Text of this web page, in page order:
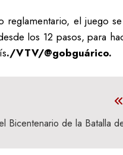
el juego
los 12 pasos, para
./VTV/@gobguárico.
Bicentenario de la Batalla